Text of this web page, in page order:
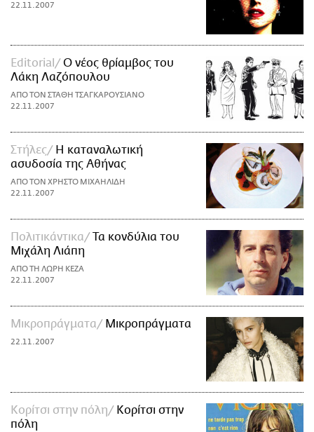
22.11.2007
Editorial
Ο νέος θρίαμβος του
Λάκη Λαζόπουλου
ΑΠΟ ΤΟΝ ΣΤΑΘΗ ΤΣΑΓΚΑΡΟΥΣΙΑΝΟ
22.11.2007
Στήλες
Η καταναλωτική
ασυδοσία της Αθήνας
ΑΠΟ ΤΟΝ ΧΡΗΣΤΟ ΜΙΧΑΗΛΙΔΗ
22.11.2007
Πολιτικάντικα
Τα κονδύλια του
Μιχάλη Λιάπη
ΑΠΟ ΤΗ ΛΩΡΗ ΚΕΖΑ
22.11.2007
Mικροπράγματα Mικροπράγματα
22.11.2007
Κορίτσι στην πόλη
Κορίτσι στην
πόλη